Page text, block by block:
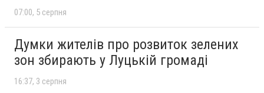
07:00 5 серпня
Думки жителів про розвиток зелених
зон збирають у Луцькій громаді
16:37 3 серпня